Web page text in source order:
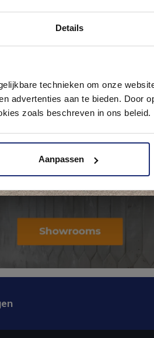
Details
technieken om onze
advertenties aan te bieden. Door
zoals beschreven in ons beleid.
Aanpassen
complete badkamers
21 volledig ingerichte
ervaren adviseurs helpen je
uit voorraad. Gratis parkeren op eigen
Kom langs en ervaar zelf het verschil!